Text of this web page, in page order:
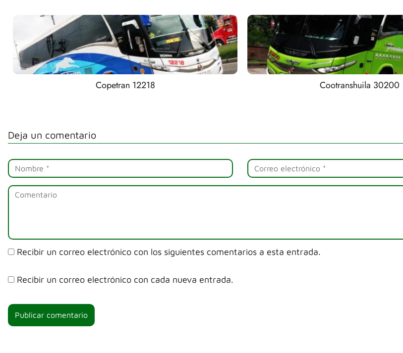
Copetran 12218 Cootranshuila 30200
Deja un comentario
Recibir un correo electrónico con los siguientes comentarios a esta entrada.
Recibir un correo electrónico con cada nueva entrada.